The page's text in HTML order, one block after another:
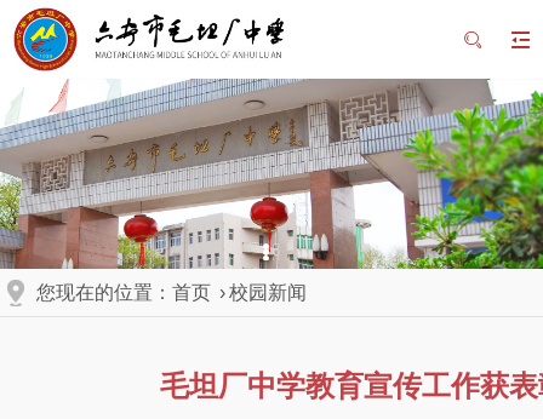
您现在的位置： 首页 ›校园新闻
毛坦厂中学教育宣传工作获